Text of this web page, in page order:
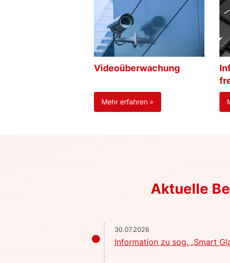
Videoüberwachung
Mehr erfahren »
Aktuelle
30.07.2026
Information zu sog. „Smart